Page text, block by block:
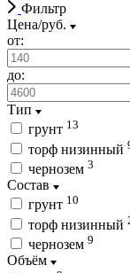
Фильтр
Цена/руб.
от:
до:
Тип
грунт 13
торф низинный
чернозем 3
Состав
грунт 10
торф низинный
чернозем 9
Объём